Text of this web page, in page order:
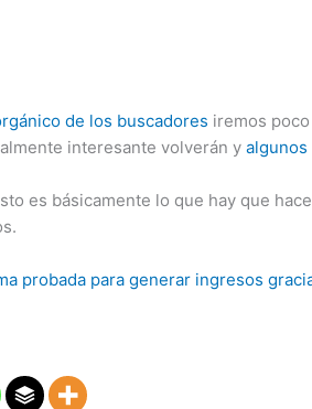
de los buscadores iremos
interesante volverán y algunos
es básicamente lo que hay que
probada para generar ingresos